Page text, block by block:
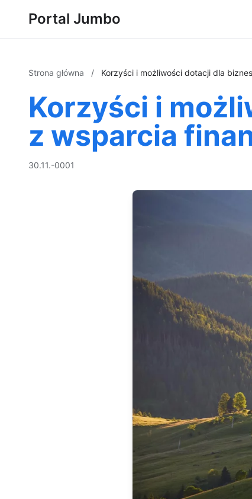
Portal Jumbo
Strona główna / Korzyści i możliwości dotacji dla
Korzyści i
z wsparcia
30.11.-0001